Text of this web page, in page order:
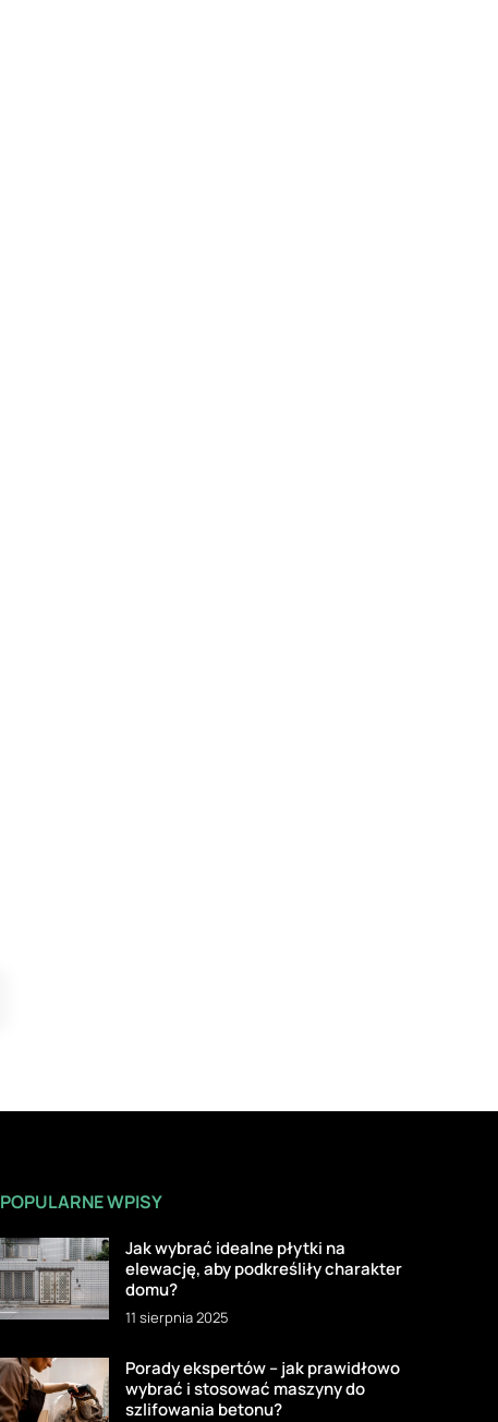
POPULARNE WPISY
Jak wybrać idealne płytki na
elewację, aby podkreśliły charakter
domu?
11 sierpnia 2025
Porady ekspertów – jak prawidłowo
wybrać i stosować maszyny do
szlifowania betonu?